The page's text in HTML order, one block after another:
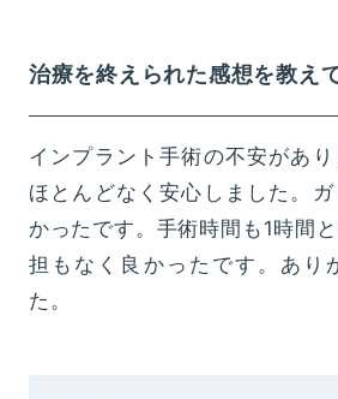
治療を終えられた感想を教え
インプラント手術の不安があ
ほとんどなく安心しました。
かったです。手術時間も1時間
担もなく良かったです。あり
た。